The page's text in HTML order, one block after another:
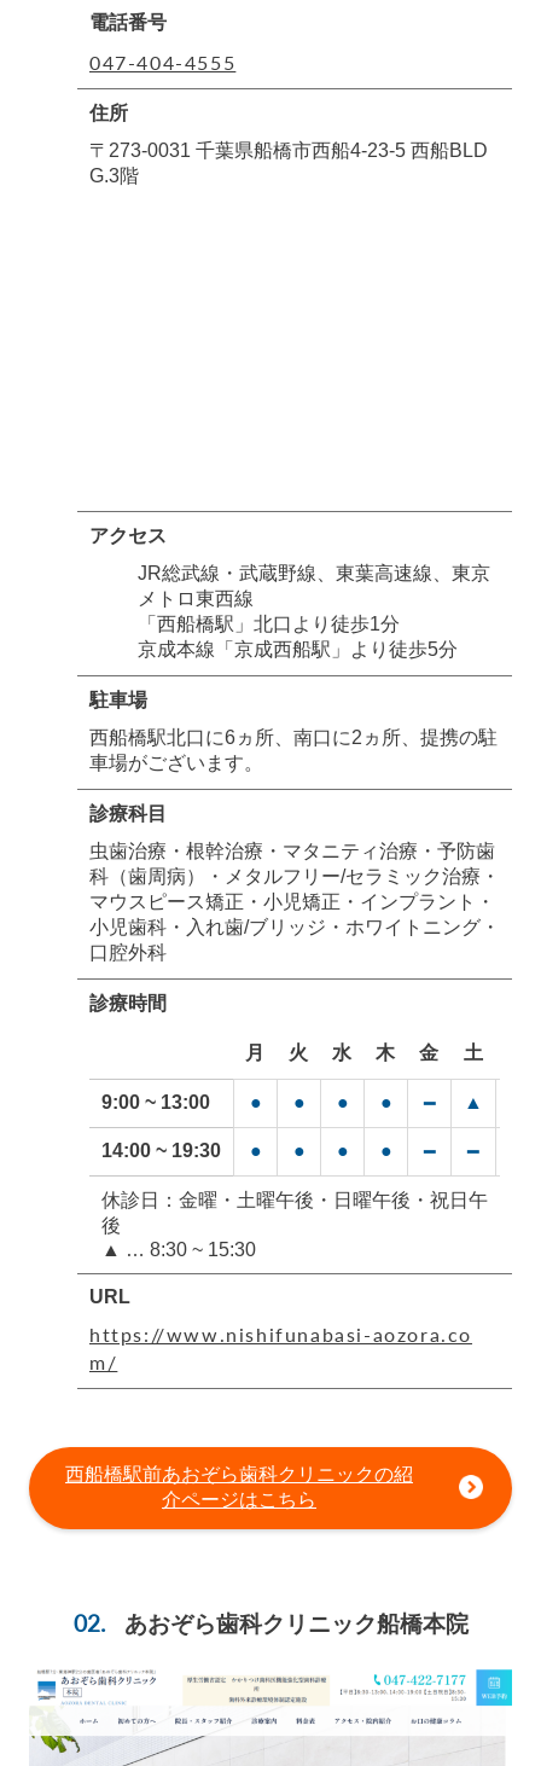
電話番号
047-404-4555
住所
〒273-0031 千葉県船橋市西船4-23-5 西船BLD
G.3階
アクセス
JR総武線・武蔵野線、東葉高速線、東京
メトロ東西線
「西船橋駅」北口より徒歩1分
京成本線「京成西船駅」より徒歩5分
駐車場
西船橋駅北口に6ヵ所、南口に2ヵ所、提携の駐
車場がございます。
診療科目
虫歯治療・根幹治療・マタニティ治療・予防歯
科（歯周病）・メタルフリー/セラミック治療・
マウスピース矯正・小児矯正・インプラント・
小児歯科・入れ歯/ブリッジ・ホワイトニング・
口腔外科
診療時間
月 火 水 木 金 土
9:00 ~ 13:00 ● ● ● ● ━ ▲
14:00 ~ 19:30 ● ● ● ● ━ ━
休診日：金曜・土曜午後・日曜午後・祝日午
後
▲ … 8:30 ~ 15:30
URL
https://www.nishifunabasi-aozora.co
m/
西船橋駅前あおぞら歯科クリニックの紹
介ページはこちら
あおぞら歯科クリニック船橋本院